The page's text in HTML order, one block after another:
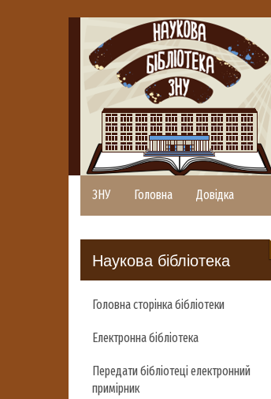
ЗНУ Головна Довідка
Наукова бібліотека
Головна сторінка бібліотеки
Електронна бібліотека
Передати бібліотеці електронний
примірник